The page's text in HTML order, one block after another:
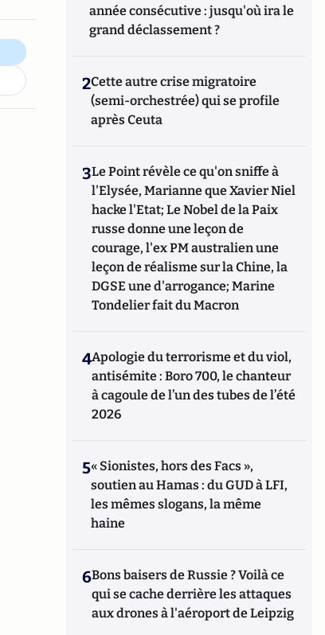
année consécutive : jusqu'où ira le
grand déclassement ?
2Cette autre crise migratoire
(semi-orchestrée) qui se profile
après Ceuta
3Le Point révèle ce qu'on sniffe à
l'Elysée, Marianne que Xavier Niel
hacke l'Etat; Le Nobel de la Paix
russe donne une leçon de
courage, l'ex PM australien une
leçon de réalisme sur la Chine, la
DGSE une d'arrogance; Marine
Tondelier fait du Macron
4Apologie du terrorisme et du viol,
antisémite : Boro 700, le chanteur
à cagoule de l’un des tubes de l’été
2026
5« Sionistes, hors des Facs »,
soutien au Hamas : du GUD à LFI,
les mêmes slogans, la même
haine
6Bons baisers de Russie ? Voilà ce
qui se cache derrière les attaques
aux drones à l'aéroport de Leipzig